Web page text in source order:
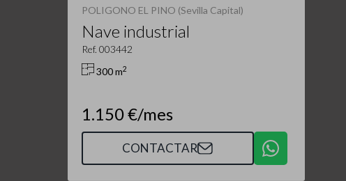
POLIGONO EL PINO (Sevilla Capital)
Nave industrial
Ref. 003442
300 m2
1.150 €/mes
CONTACTAR